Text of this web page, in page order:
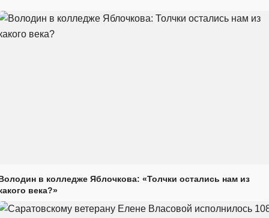
в колледже Яблочкова: «Толчки остались нам из
века?»